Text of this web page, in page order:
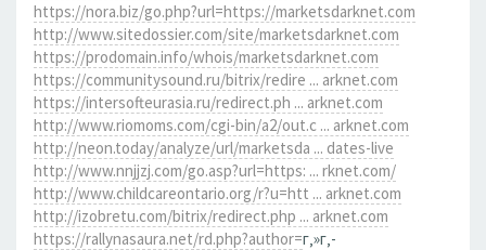
https://nora.biz/go.php?url=https://marketsdarknet.com
http://www.sitedossier.com/site/marketsdarknet.com
https://prodomain.info/whois/marketsdarknet.com
https://communitysound.ru/bitrix/redire ... arknet.com
https://intersofteurasia.ru/redirect.ph ... arknet.com
http://www.riomoms.com/cgi-bin/a2/out.c ... arknet.com
http://neon.today/analyze/url/marketsda ... dates-live
http://www.nnjjzj.com/go.asp?url=https: ... rknet.com/
http://www.childcareontario.org/r?u=htt ... arknet.com
http://izobretu.com/bitrix/redirect.php ... arknet.com
https://rallynasaura.net/rd.php?author=г‚»г‚­